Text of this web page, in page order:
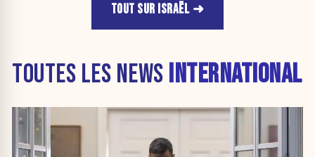
TOUT SUR ISRAËL
TOUTES LES NEWS INTERNATIONAL